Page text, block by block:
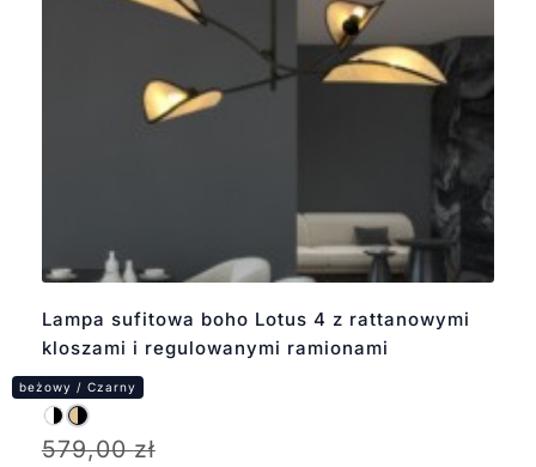
Lampa sufitowa boho Lotus 4 z rattanowymi
kloszami i regulowanymi ramionami
579,00zł